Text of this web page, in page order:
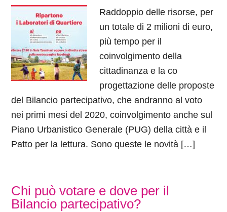
Raddoppio delle risorse, per
un totale di 2 milioni di euro,
più tempo per il
coinvolgimento della
cittadinanza e la co
progettazione delle proposte
del Bilancio partecipativo, che andranno al voto
nei primi mesi del 2020, coinvolgimento anche sul
Piano Urbanistico Generale (PUG) della città e il
Patto per la lettura. Sono queste le novità […]
Chi può votare e dove per il
Bilancio partecipativo?